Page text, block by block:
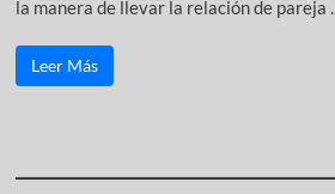
la manera de llevar la relación de pareja
Leer Más